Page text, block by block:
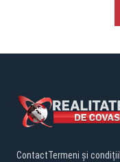
ContactTermeni și condiții